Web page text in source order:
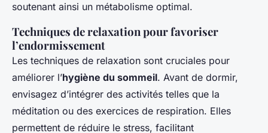
soutenant ainsi un métabolisme optimal.
Techniques de relaxation pour favoriser
l’endormissement
Les techniques de relaxation sont cruciales pour
améliorer l’hygiène du sommeil. Avant de dormir,
envisagez d’intégrer des activités telles que la
méditation ou des exercices de respiration. Elles
permettent de réduire le stress, facilitant